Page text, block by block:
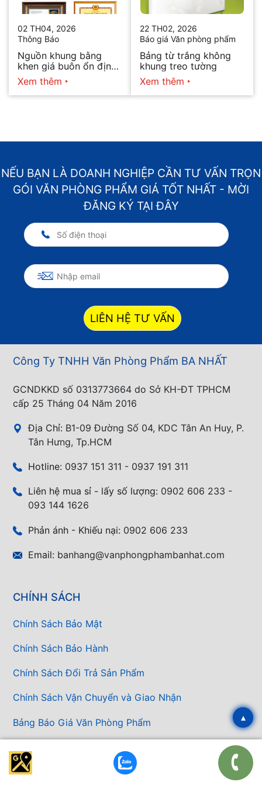
02 TH04, 2026
Thông Báo
Nguồn khung bằng
khen giá buôn ổn định,
giao nhanh toàn quốc
Xem thêm
22 TH02, 2026
Báo giá Văn phòng phẩm
Bảng từ trắng không
khung treo tường
Xem thêm
NẾU BẠN LÀ DOANH NGHIỆP CẦN TƯ VẤN TRỌN
GÓI VĂN PHÒNG PHẨM GIÁ TỐT NHẤT - MỜI
ĐĂNG KÝ TẠI ĐÂY
LIÊN HỆ TƯ VẤN
Công Ty TNHH Văn Phòng Phẩm BA NHẤT
GCNDKKD số 0313773664 do Sở KH-ĐT TPHCM
cấp 25 Tháng 04 Năm 2016
Địa Chỉ: B1-09 Đường Số 04, KDC Tân An Huy, P.
Tân Hưng, Tp.HCM
Hotline: 0937 151 311 - 0937 191 311
Liên hệ mua sỉ - lấy số lượng: 0902 606 233 -
093 144 1626
Phản ánh - Khiếu nại: 0902 606 233
Email: banhang@vanphongphambanhat.com
CHÍNH SÁCH
Chính Sách Bảo Mật
Chính Sách Bảo Hành
Chính Sách Đổi Trả Sản Phẩm
Chính Sách Vận Chuyển và Giao Nhận
Bảng Báo Giá Văn Phòng Phẩm ▴